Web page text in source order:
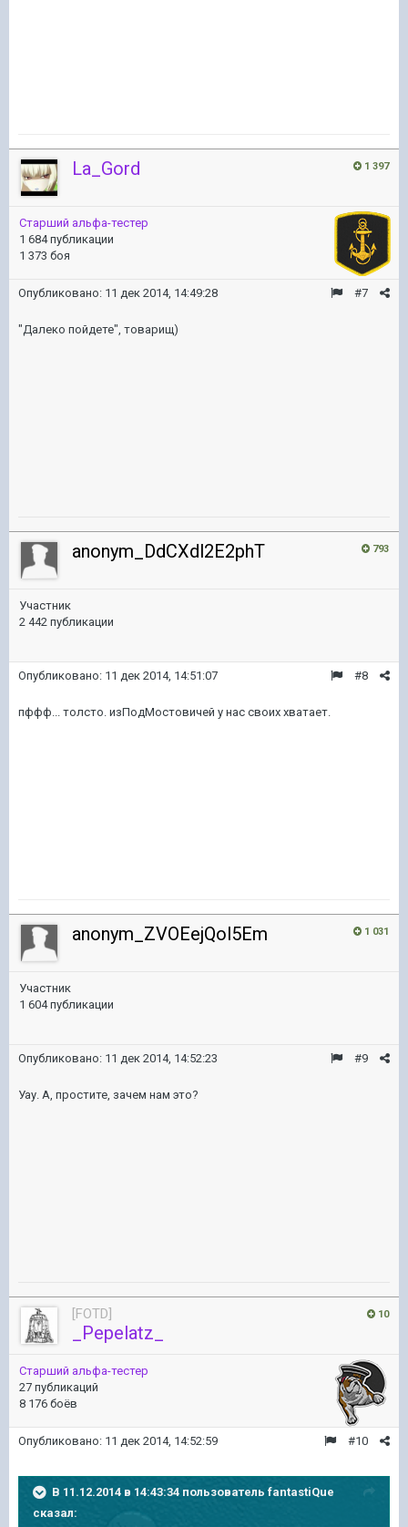
1 397
La_Gord
Старший альфа-тестер
1 684 публикации
1 373 боя
#7
Опубликовано: 11 дек 2014, 14:49:28
"Далеко пойдете", товарищ)
793
anonym_DdCXdl2E2phT
Участник
2 442 публикации
#8
Опубликовано: 11 дек 2014, 14:51:07
пффф... толсто. изПодМостовичей у нас своих хватает.
1 031
anonym_ZVOEejQol5Em
Участник
1 604 публикации
#9
Опубликовано: 11 дек 2014, 14:52:23
Уау. А, простите, зачем нам это?
10
[FOTD]
_Pepelatz_
Старший альфа-тестер
27 публикаций
8 176 боёв
#10
Опубликовано: 11 дек 2014, 14:52:59
В 11.12.2014 в 14:43:34 пользователь fantastiQue
сказал: